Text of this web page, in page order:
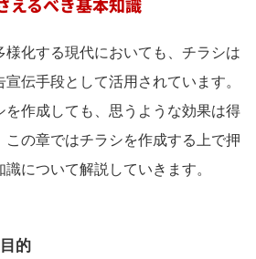
化する現代においても、チラシは
伝手段として活用されています。
を作成しても、思うような効果は得
この章ではチラシを作成する上で押
について解説していきます。
的